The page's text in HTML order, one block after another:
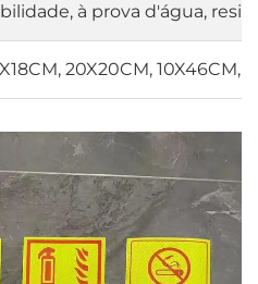
à prova d'água,
20X20CM, 10X46CM,